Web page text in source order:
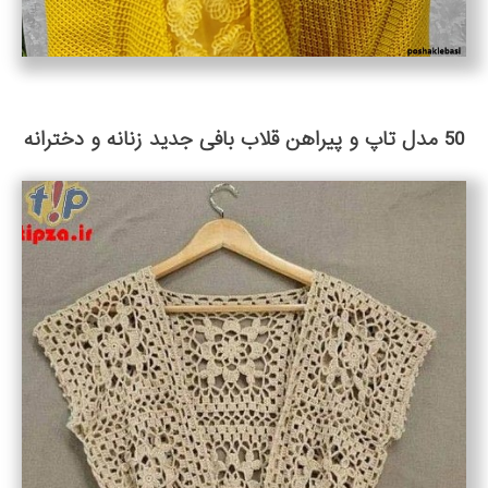
50 مدل تاپ و پیراهن قلاب بافی جدید زنانه و دخترانه